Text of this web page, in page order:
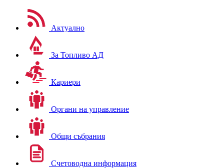
Актуално
За Топливо АД
Кариери
Органи на управление
Общи събрания
Счетоводна информация